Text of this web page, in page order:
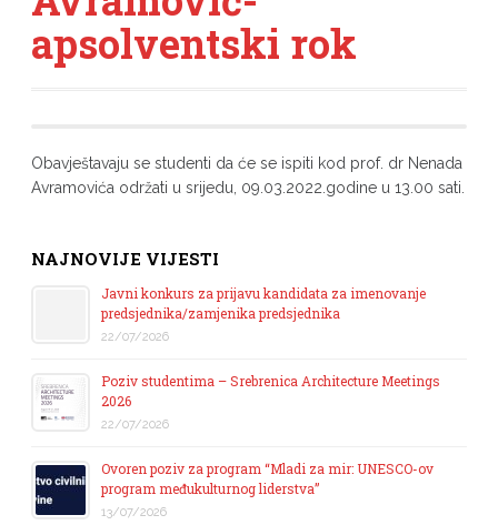
apsolventski rok
Obavještavaju se studenti da će se ispiti kod prof. dr Nenada
Avramovića održati u srijedu, 09.03.2022.godine u 13.00 sati.
NAJNOVIJE VIJESTI
Javni konkurs za prijavu kandidata za imenovanje
predsjednika/zamjenika predsjednika
22/07/2026
Poziv studentima – Srebrenica Architecture Meetings
2026
22/07/2026
Ovoren poziv za program “Mladi za mir: UNESCO-ov
program međukulturnog liderstva”
13/07/2026